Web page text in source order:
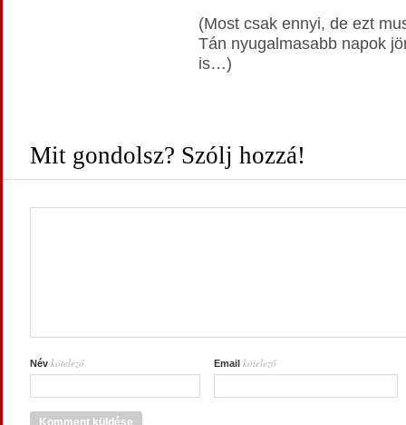
(Most csak ennyi, de ezt
Tán nyugalmasabb napok
is…)
Mit gondolsz? Szólj hozzá!
Név kötelező Email kötelező